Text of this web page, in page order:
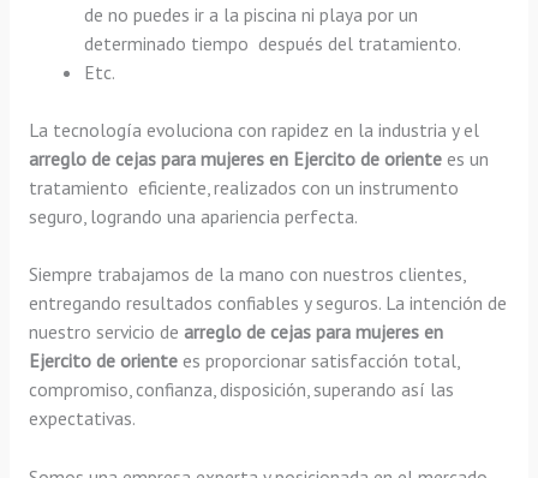
de no puedes ir a la piscina ni playa por un
determinado tiempo después del tratamiento.
Etc.
La tecnología evoluciona con rapidez en la industria y el
arreglo de cejas para mujeres en Ejercito de orientees un
tratamiento eficiente, realizados con un instrumento
seguro, logrando una apariencia perfecta.
Siempre trabajamos de la mano con nuestros clientes,
entregando resultados confiables y seguros. La intención de
nuestro servicio de arreglo de cejas para mujeres en
Ejercito de oriente es proporcionar satisfacción total,
compromiso, confianza, disposición, superando así las
expectativas.